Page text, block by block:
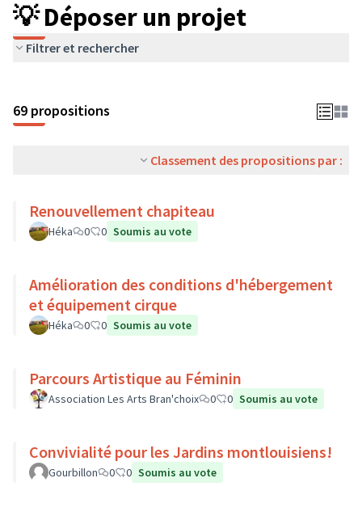
💡 Déposer un projet
Filtrer et rechercher
69 propositions
Classement des propositions par :
Renouvellement chapiteau
Héka 0 0 Soumis au vote
Amélioration des conditions d'hébergement
et équipement cirque
Héka 0 0 Soumis au vote
Parcours Artistique au Féminin
Association Les Arts Bran'choix 0 0 Soumis au vote
Convivialité pour les Jardins montlouisiens!
Gourbillon 0 0 Soumis au vote